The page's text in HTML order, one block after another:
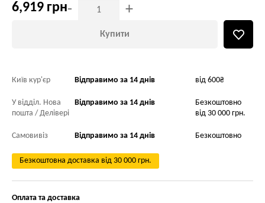
6,919 грн- +
Купити
Київ кур'єр Відправимо за 14 днів від 600₴
У відділ. Нова
пошта / Делівері
Відправимо за 14 днів
Безкоштовно
від 30 000 грн.
Самовивіз Відправимо за 14 днів Безкоштовно
Безкоштовна доставка від 30 000 грн.
Оплата та доставка